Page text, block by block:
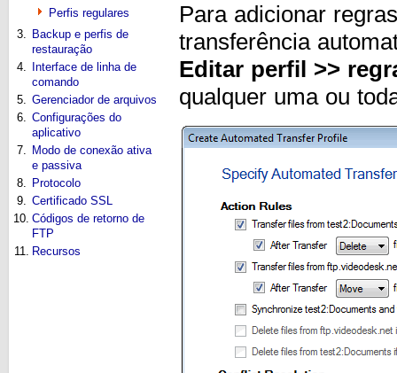
Perfis regulares
3.
Backup e perfis de
restauração
4.
Interface de linha de
comando
5.
Gerenciador de arquivos
6.
Configurações do
aplicativo
7.
Modo de conexão ativa
e passiva
8.
Protocolo
9.
Certificado SSL
10. Códigos de retorno de
FTP
11.
Recursos
Para adicionar
transferência
Editar perfil >>
qualquer uma ou